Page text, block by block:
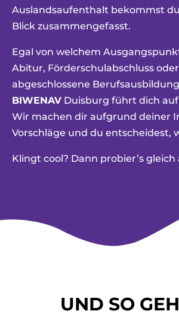
Auslandsaufenthalt bekommst
Blick zusammengefasst.
Egal von welchem
Abitur, Förderschulabschluss oder
abgeschlossene
BIWENAV Duisburg führt dich
Wir machen dir aufgrund deiner
Vorschläge und du entscheidest,
Klingt cool? Dann probier’s gleich
UND SO